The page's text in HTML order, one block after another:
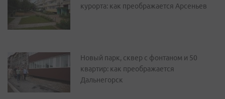
курорта: как преображается Арсеньев
Новый парк, сквер с фонтаном и 50
квартир: как преображается
Дальнегорск